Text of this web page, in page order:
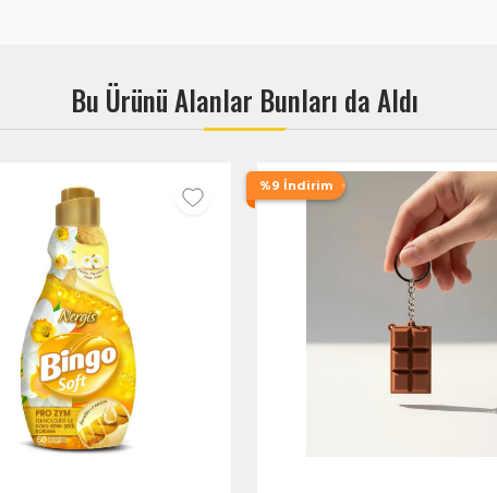
Bu Ürünü Alanlar Bunları da Aldı
%9 İndirim